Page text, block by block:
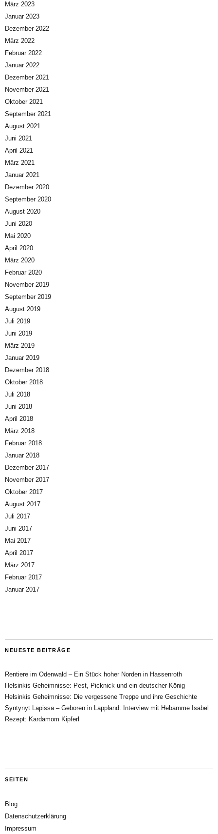
März 2023
Januar 2023
Dezember 2022
März 2022
Februar 2022
Januar 2022
Dezember 2021
November 2021
Oktober 2021
September 2021
August 2021
Juni 2021
April 2021
März 2021
Januar 2021
Dezember 2020
September 2020
August 2020
Juni 2020
Mai 2020
April 2020
März 2020
Februar 2020
November 2019
September 2019
August 2019
Juli 2019
Juni 2019
März 2019
Januar 2019
Dezember 2018
Oktober 2018
Juli 2018
Juni 2018
April 2018
März 2018
Februar 2018
Januar 2018
Dezember 2017
November 2017
Oktober 2017
August 2017
Juli 2017
Juni 2017
Mai 2017
April 2017
März 2017
Februar 2017
Januar 2017
NEUESTE BEITRÄGE
Rentiere im Odenwald – Ein Stück hoher Norden in Hassenroth
Helsinkis Geheimnisse: Pest, Picknick und ein deutscher König
Helsinkis Geheimnisse: Die vergessene Treppe und ihre Geschichte
Syntynyt Lapissa – Geboren in Lappland: Interview mit Hebamme Isabel
Rezept: Kardamom Kipferl
SEITEN
Blog
Datenschutzerklärung
Impressum